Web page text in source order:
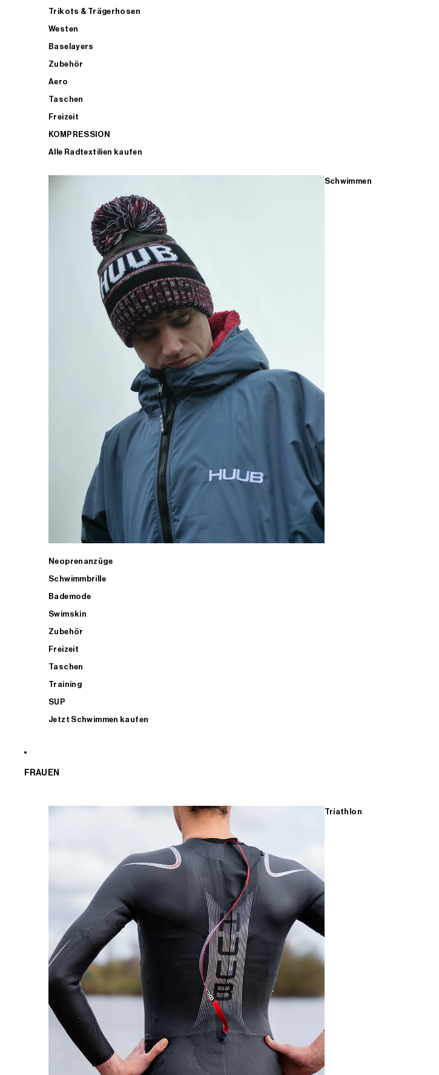
Trikots & Trägerhosen
Westen
Baselayers
Zubehör
Aero
Taschen
Freizeit
KOMPRESSION
Alle Radtextilien kaufen
Schwimmen
Neoprenanzüge
Schwimmbrille
Bademode
Swimskin
Zubehör
Freizeit
Taschen
Training
SUP
Jetzt Schwimmen kaufen
FRAUEN
Triathlon